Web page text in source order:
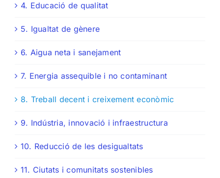
4. Educació de qualitat
5. Igualtat de gènere
6. Aigua neta i sanejament
7. Energia assequible i no contaminant
8. Treball decent i creixement econòmic
9. Indústria, innovació i infraestructura
10. Reducció de les desigualtats
11. Ciutats i comunitats sostenibles